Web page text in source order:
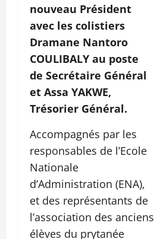
nouveau Président
avec les colistiers
Dramane Nantoro
COULIBALY au poste
de Secrétaire Général
et Assa YAKWE,
Trésorier Général.
Accompagnés par les
responsables de l’Ecole
Nationale
d’Administration (ENA),
et des représentants de
l’association des anciens
élèves du prytanée